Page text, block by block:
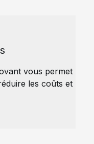
vous permet
les coûts et